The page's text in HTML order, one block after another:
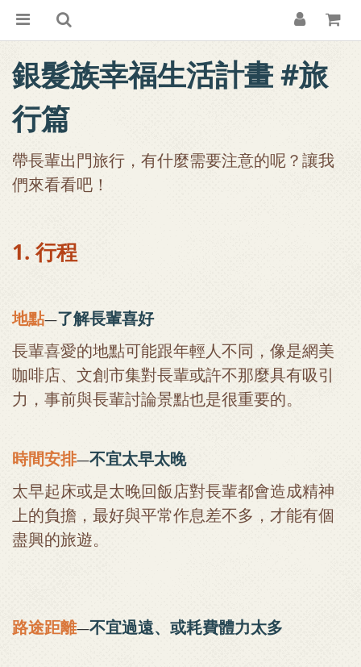
銀髮族幸福生活計畫 #旅
行篇
帶長輩出門旅行，有什麼需要注意的呢？讓我
們來看看吧！
1. 行程
地點—了解長輩喜好
長輩喜愛的地點可能跟年輕人不同，像是網美
咖啡店、文創市集對長輩或許不那麼具有吸引
力，事前與長輩討論景點也是很重要的。
時間安排—不宜太早太晚
太早起床或是太晚回飯店對長輩都會造成精神
上的負擔，最好與平常作息差不多，才能有個
盡興的旅遊。
路途距離—不宜過遠、或耗費體力太多